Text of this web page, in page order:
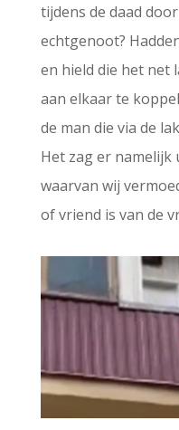
tijdens de daad
echtgenoot?
en hield die het net
aan elkaar te
de man die via de
Het zag er namelijk
waarvan wij
of vriend is van de